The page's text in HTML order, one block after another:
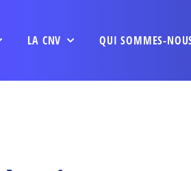
LA CNV QUI SOMMES-